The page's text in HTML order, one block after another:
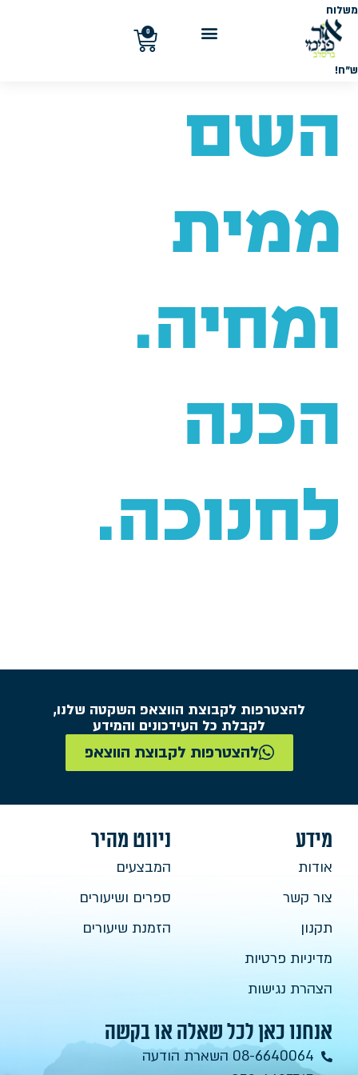
משלוח
חינם
בקנייה
מעל
ש"ח!
0
השם
ממית
ומחיה.
הכנה
לחנוכה.
להצטרפות לקבוצת הווצאפ השקטה שלנו,
לקבלת כל העידכונים והמידע
להצטרפות לקבוצת הווצאפ
מידע
אודות
צור קשר
תקנון
מדיניות פרטיות
הצהרת נגישות
ניווט מהיר
המבצעים
ספרים ושיעורים
הזמנת שיעורים
אנחנו כאן לכל שאלה או בקשה
08-6640064 השארת הודעה